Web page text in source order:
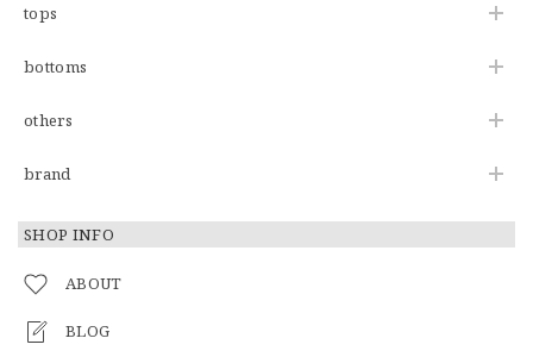
tops
bottoms
others
brand
SHOP INFO
ABOUT
BLOG